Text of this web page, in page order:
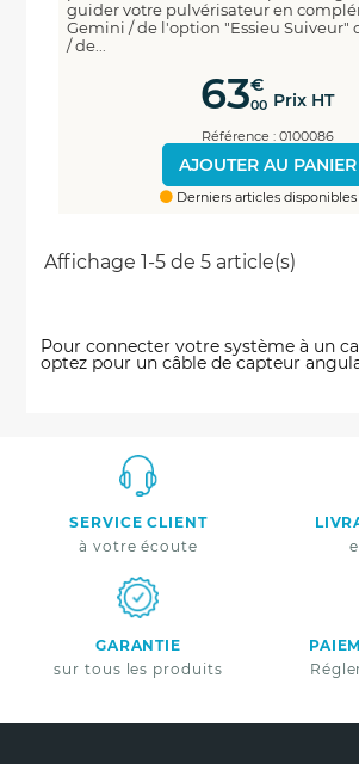
guider votre pulvérisateur en
Gemini / de l'option "Essieu Suiveur"
/ de...
63€
00 Prix HT
Référence : 0100086
AJOUTER AU PANIER
Derniers articles disponibles
Affichage 1-5 de 5 article(s)
Pour connecter votre système à un
optez pour un câble de capteur
SERVICE CLIENT
à votre écoute
GARANTIE
sur tous les produits